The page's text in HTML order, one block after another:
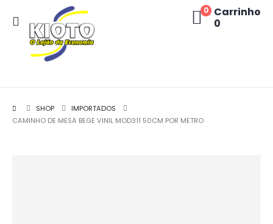
0
Carrinho
0
SHOP
IMPORTADOS
CAMINHO DE MESA BEGE VINIL MOD311 50CM POR METRO